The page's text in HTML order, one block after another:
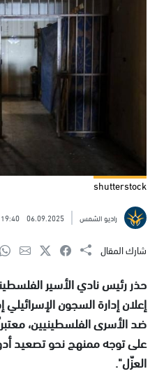
shutterstock
راديو الشمس 06.09.2025
19:40
شارك المقال
حذر رئيس نادي الأسير
إعلان إدارة السجون
ضد الأسرى الفلسطينيين،
على توجه ممنهج نحو تصعيد
العزّل".